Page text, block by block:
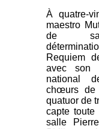
À quatre-
maestro
de sa
Requiem
avec son
national
chœurs
quatuor de
capte toute
salle